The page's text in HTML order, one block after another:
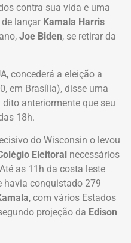
contra sua vida e uma
lançar Kamala Harris
Joe Biden, se retirar da
concederá a eleição a
em Brasília), disse uma
anteriormente que seu
18h.
do Wisconsin o levou
Eleitoral necessários
as 11h da costa leste
havia conquistado 279
, com vários Estados
projeção da Edison